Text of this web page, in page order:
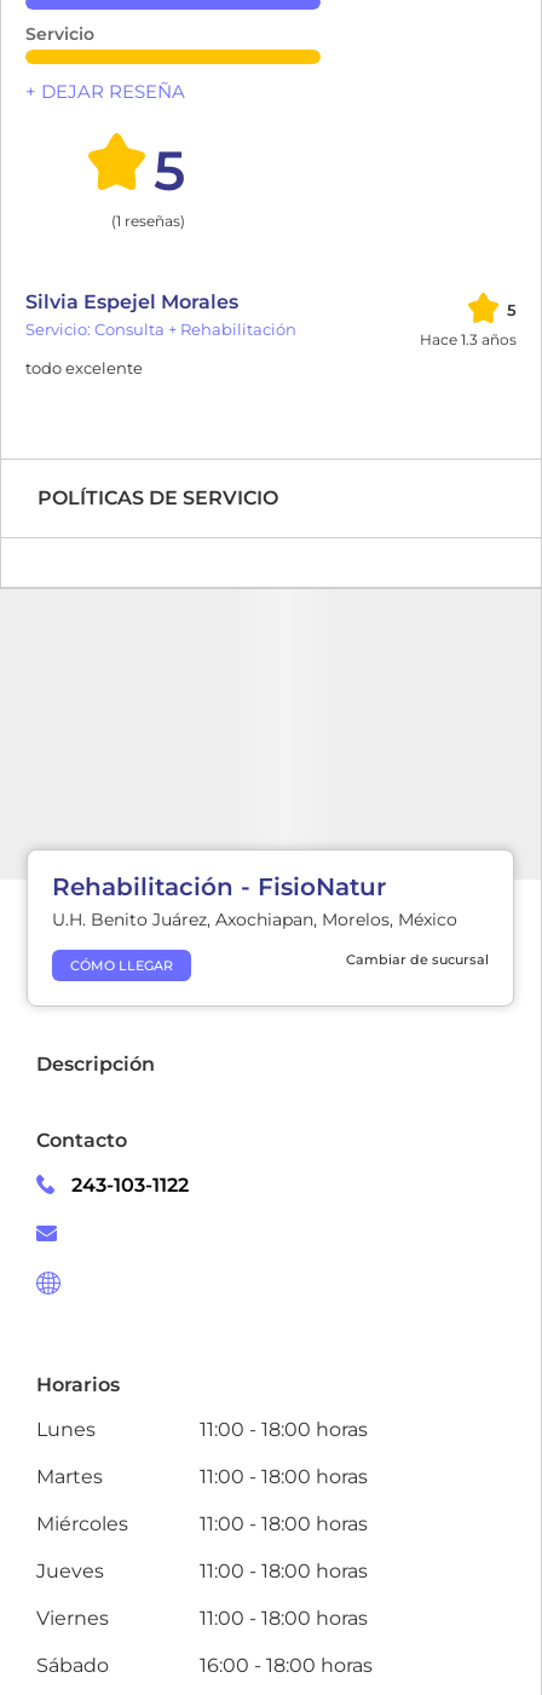
Servicio
+ DEJAR RESEÑA
5
(1 reseñas)
Silvia Espejel Morales
Servicio: Consulta + Rehabilitación
5
Hace 1.3 años
todo excelente
POLÍTICAS DE SERVICIO
Rehabilitación - FisioNatur
U.H. Benito Juárez, Axochiapan, Morelos, México
CÓMO LLEGAR Cambiar de sucursal
Descripción
Contacto
243-103-1122
Horarios
Lunes
11:00 - 18:00 horas
Martes 11:00 - 18:00 horas
Miércoles 11:00 - 18:00 horas
Jueves 11:00 - 18:00 horas
Viernes 11:00 - 18:00 horas
Sábado 16:00 - 18:00 horas